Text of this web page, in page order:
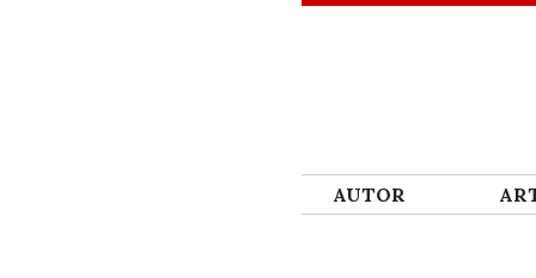
SKIP TO CONTENT
AUTOR